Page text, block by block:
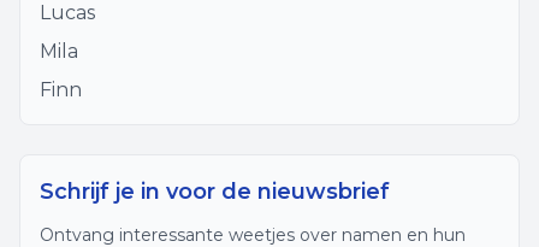
Lucas
Mila
Finn
Schrijf je in voor de nieuwsbrief
Ontvang interessante weetjes over namen en hun